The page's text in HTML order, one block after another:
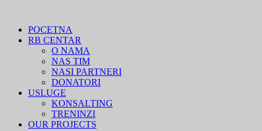
POCETNA
RB CENTAR
O NAMA
NAS TIM
NASI PARTNERI
DONATORI
USLUGE
KONSALTING
TRENINZI
OUR PROJECTS